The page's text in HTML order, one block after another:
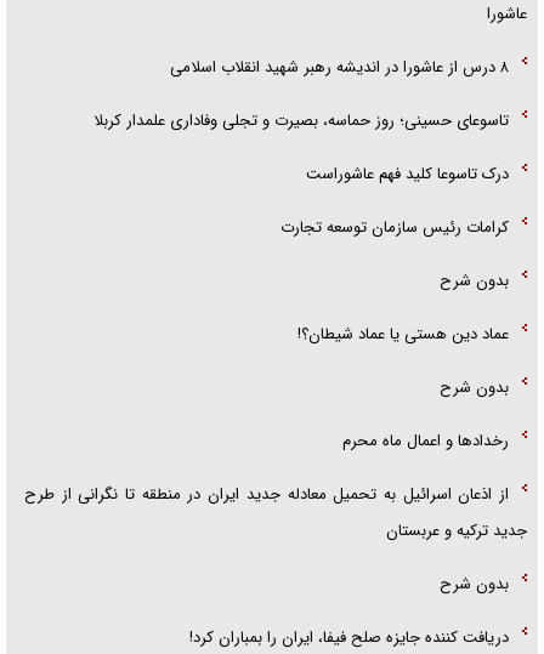
عاشورا
۸ درس از عاشورا در اندیشه رهبر شهید انقلاب اسلامی
تاسوعای حسینی؛ روز حماسه، بصیرت و تجلی وفاداری علمدار کربلا
درک تاسوعا کلید فهم عاشوراست
کرامات رئیس سازمان توسعه تجارت
بدون شرح
عماد دین هستی یا عماد شیطان؟!
بدون شرح
رخداد‌ها و اعمال ماه محرم
از اذعان اسرائیل به تحمیل معادله جدید ایران در منطقه تا نگرانی از طرح
جدید ترکیه و عربستان
بدون شرح
دریافت کننده جایزه صلح فیفا، ایران را بمباران کرد!